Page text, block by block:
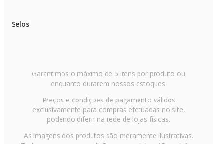
Selos
Garantimos o máximo de 5 itens por produto ou
enquanto durarem nossos estoques.
Preços e condições de pagamento válidos
exclusivamente para compras efetuadas no site,
podendo diferir na rede de lojas físicas.
As imagens dos produtos são meramente ilustrativas.